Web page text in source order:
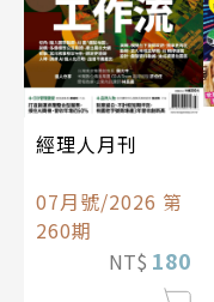
經理人月刊
07月號/2026 第
260期
NT$ 180